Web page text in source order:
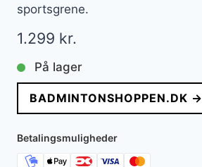
sportsgrene.
1.299 kr.
På lager
BADMINTONSHOPPEN.DK →
Betalingsmuligheder